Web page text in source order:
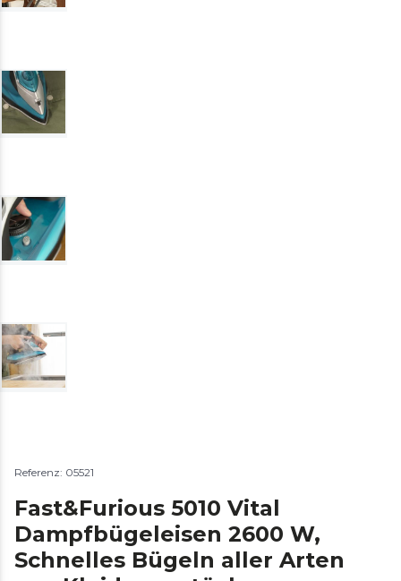
Referenz: 05521
Fast&Furious 5010 Vital
Dampfbügeleisen 2600 W,
Schnelles Bügeln aller Arten